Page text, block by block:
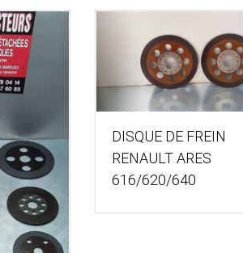
DISQUE DE FREIN
RENAULT ARES
616/620/640